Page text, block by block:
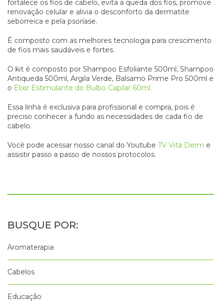
fortalece os fios de cabelo, evita a queda dos fios, promove
renovação celular e alivia o desconforto da dermatite
seborreica e pela psoríase.
É composto com as melhores tecnologia para crescimento
de fios mais saudáveis e fortes.
O kit é composto por Shampoo Esfoliante 500ml, Shampoo
Antiqueda 500ml, Argila Verde, Balsamo Prime Pro 500ml e
o Elixir Estimulante do Bulbo Capilar 60ml.
Essa linha é exclusiva para profissional e compra, pois é
preciso conhecer a fundo as necessidades de cada fio de
cabelo.
Você pode acessar nosso canal do Youtube TV Vita Derm e
assistir passo a passo de nossos protocolos.
Aromaterapia
Cabelos
Educação